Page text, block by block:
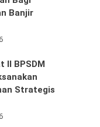
Banjir
II BPSDM
Strategis